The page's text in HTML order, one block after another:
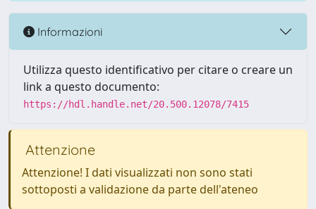
Informazioni
Utilizza questo identificativo per citare o creare un
link a questo documento:
https://hdl.handle.net/20.500.12078/7415
Attenzione
Attenzione! I dati visualizzati non sono stati
sottoposti a validazione da parte dell'ateneo